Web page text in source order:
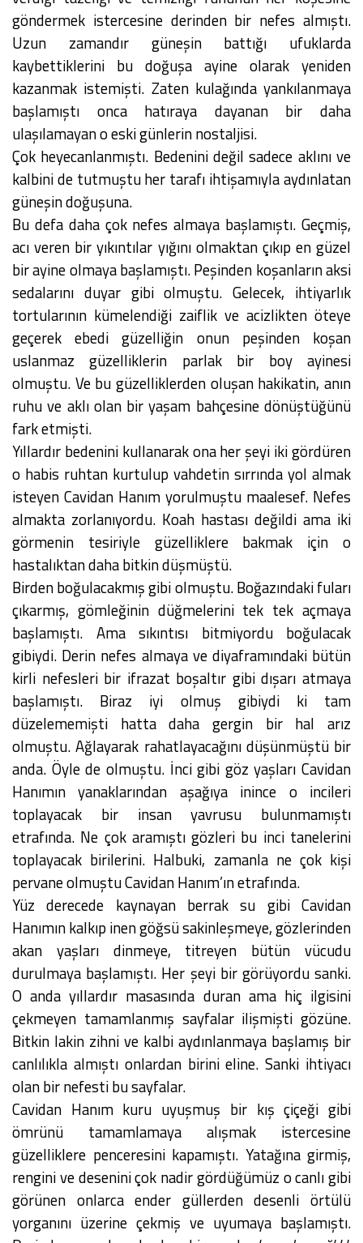
göndermek istercesine derinden bir nefes almıştı.
Uzun zamandır güneşin battığı ufuklarda
kaybettiklerini bu doğuşa ayine olarak yeniden
kazanmak istemişti. Zaten kulağında yankılanmaya
başlamıştı onca hatıraya dayanan bir daha
ulaşılamayan o eski günlerin nostaljisi.
Çok heyecanlanmıştı. Bedenini değil sadece aklını ve
kalbini de tutmuştu her tarafı ihtişamıyla aydınlatan
güneşin doğuşuna.
Bu defa daha çok nefes almaya başlamıştı. Geçmiş,
acı veren bir yıkıntılar yığını olmaktan çıkıp en güzel
bir ayine olmaya başlamıştı. Peşinden koşanların aksi
sedalarını duyar gibi olmuştu. Gelecek, ihtiyarlık
tortularının kümelendiği zaiflik ve acizlikten öteye
geçerek ebedi güzelliğin onun peşinden koşan
uslanmaz güzelliklerin parlak bir boy ayinesi
olmuştu. Ve bu güzelliklerden oluşan hakikatin, anın
ruhu ve aklı olan bir yaşam bahçesine dönüştüğünü
fark etmişti.
Yıllardır bedenini kullanarak ona her şeyi iki gördüren
o habis ruhtan kurtulup vahdetin sırrında yol almak
isteyen Cavidan Hanım yorulmuştu maalesef. Nefes
almakta zorlanıyordu. Koah hastası değildi ama iki
görmenin tesiriyle güzelliklere bakmak için o
hastalıktan daha bitkin düşmüştü.
Birden boğulacakmış gibi olmuştu. Boğazındaki fuları
çıkarmış, gömleğinin düğmelerini tek tek açmaya
başlamıştı. Ama sıkıntısı bitmiyordu boğulacak
gibiydi. Derin nefes almaya ve diyaframındaki bütün
kirli nefesleri bir ifrazat boşaltır gibi dışarı atmaya
başlamıştı. Biraz iyi olmuş gibiydi ki tam
düzelememişti hatta daha gergin bir hal arız
olmuştu. Ağlayarak rahatlayacağını düşünmüştü bir
anda. Öyle de olmuştu. İnci gibi göz yaşları Cavidan
Hanımın yanaklarından aşağıya inince o incileri
toplayacak bir insan yavrusu bulunmamıştı
etrafında. Ne çok aramıştı gözleri bu inci tanelerini
toplayacak birilerini. Halbuki, zamanla ne çok kişi
pervane olmuştu Cavidan Hanım’ın etrafında.
Yüz derecede kaynayan berrak su gibi Cavidan
Hanımın kalkıp inen göğsü sakinleşmeye, gözlerinden
akan yaşları dinmeye, titreyen bütün vücudu
durulmaya başlamıştı. Her şeyi bir görüyordu sanki.
O anda yıllardır masasında duran ama hiç ilgisini
çekmeyen tamamlanmış sayfalar ilişmişti gözüne.
Bitkin lakin zihni ve kalbi aydınlanmaya başlamış bir
canlılıkla almıştı onlardan birini eline. Sanki ihtiyacı
olan bir nefesti bu sayfalar.
Cavidan Hanım kuru uyuşmuş bir kış çiçeği gibi
ömrünü tamamlamaya alışmak istercesine
güzelliklere penceresini kapamıştı. Yatağına girmiş,
rengini ve desenini çok nadir gördüğümüz o canlı gibi
görünen onlarca ender güllerden desenli örtülü
yorganını üzerine çekmiş ve uyumaya başlamıştı.